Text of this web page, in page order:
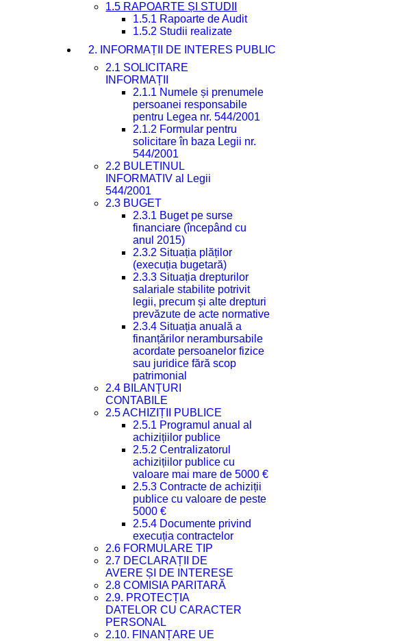
1.5 RAPOARTE ȘI STUDII
1.5.1 Rapoarte de Audit
1.5.2 Studii realizate
2. INFORMAȚII DE INTERES PUBLIC
2.1 SOLICITARE
INFORMAȚII
2.1.1 Numele și prenumele
persoanei responsabile
pentru Legea nr. 544/2001
2.1.2 Formular pentru
solicitare în baza Legii nr.
544/2001
2.2 BULETINUL
INFORMATIV al Legii
544/2001
2.3 BUGET
2.3.1 Buget pe surse
financiare (începând cu
anul 2015)
2.3.2 Situația plăților
(execuția bugetară)
2.3.3 Situația drepturilor
salariale stabilite potrivit
legii, precum și alte drepturi
prevăzute de acte normative
2.3.4 Situația anuală a
finanțărilor nerambursabile
acordate persoanelor fizice
sau juridice fără scop
patrimonial
2.4 BILANȚURI
CONTABILE
2.5 ACHIZIȚII PUBLICE
2.5.1 Programul anual al
achizițiilor publice
2.5.2 Centralizatorul
achizițiilor publice cu
valoare mai mare de 5000 €
2.5.3 Contracte de achiziții
publice cu valoare de peste
5000 €
2.5.4 Documente privind
execuția contractelor
2.6 FORMULARE TIP
2.7 DECLARAȚII DE
AVERE ȘI DE INTERESE
2.8 COMISIA PARITARĂ
2.9. PROTECȚIA
DATELOR CU CARACTER
PERSONAL
2.10. FINANȚARE UE